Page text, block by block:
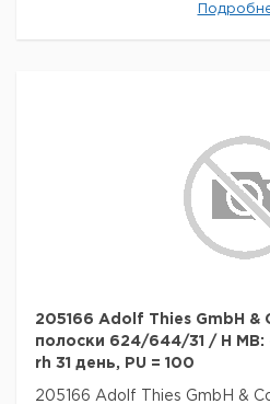
205166 Adolf Thies GmbH &
полоски 624/644/31 / H MB:
rh 31 день, PU = 100
205166 Adolf Thies GmbH &